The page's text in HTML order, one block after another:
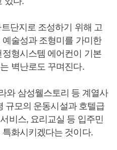
트단지로 조성하기 위해 고
술성과 조형미를 가미한
형시스템 에어컨이 기본
벽난로도 꾸며진다.
와 삼성웰스토리 등 계열사
규모의 운동시설과 호텔급
비스, 요리교실 등 입주민
화시키겠다는 것이다.